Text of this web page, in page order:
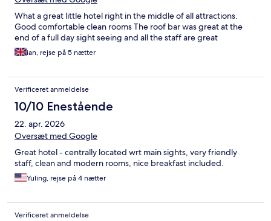
What a great little hotel right in the middle of all attractions.
Good comfortable clean rooms The roof bar was great at the
end of a full day sight seeing and all the staff are great
ian, rejse på 5 nætter
Verificeret anmeldelse
10/10 Enestående
22. apr. 2026
Oversæt med Google
Great hotel - centrally located wrt main sights, very friendly
staff, clean and modern rooms, nice breakfast included.
Yuling, rejse på 4 nætter
Verificeret anmeldelse